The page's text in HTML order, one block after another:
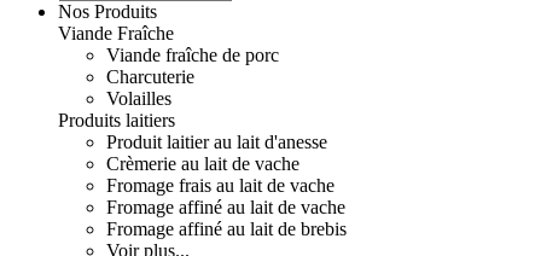
Nos Produits
Viande Fraîche
Viande fraîche de porc
Charcuterie
Volailles
Produits laitiers
Produit laitier au lait d'anesse
Crèmerie au lait de vache
Fromage frais au lait de vache
Fromage affiné au lait de vache
Fromage affiné au lait de brebis
Voir plus...